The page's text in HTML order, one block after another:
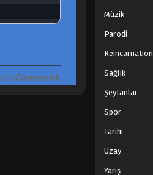
Müzik
Parodi
Reincarnation
Sağlık
Şeytanlar
Spor
Tarihi
Uzay
Yarış